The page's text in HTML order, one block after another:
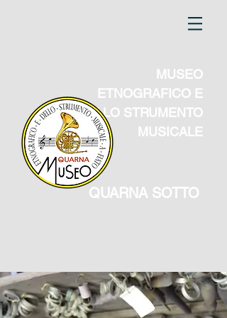
MUSEO
ETNOGRAFICO E
DELLO STRUMENTO
MUSICALE
QUARNA SOTTO